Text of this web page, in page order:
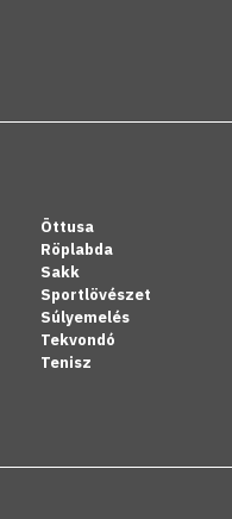
Öttusa
Röplabda
Sakk
Sportlövészet
Súlyemelés
Tekvondó
Tenisz